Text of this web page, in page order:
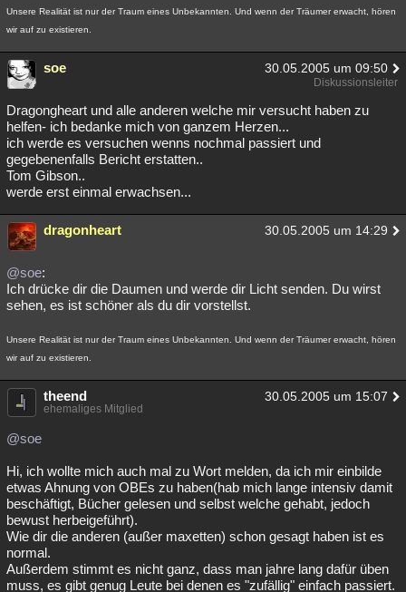
Unsere Realität ist nur der Traum eines Unbekannten. Und wenn der Träumer erwacht, hören
wir auf zu existieren.
soe 30.05.2005 um 09:50
Diskussionsleiter
Dragongheart und alle anderen welche mir versucht haben zu
helfen- ich bedanke mich von ganzem Herzen...
ich werde es versuchen wenns nochmal passiert und
gegebenenfalls Bericht erstatten..
Tom Gibson..
werde erst einmal erwachsen...
dragonheart 30.05.2005 um 14:29
@soe:
Ich drücke dir die Daumen und werde dir Licht senden. Du wirst
sehen, es ist schöner als du dir vorstellst.
Unsere Realität ist nur der Traum eines Unbekannten. Und wenn der Träumer erwacht, hören
wir auf zu existieren.
theend 30.05.2005 um 15:07
ehemaliges Mitglied
@soe
Hi, ich wollte mich auch mal zu Wort melden, da ich mir einbilde
etwas Ahnung von OBEs zu haben(hab mich lange intensiv damit
beschäftigt, Bücher gelesen und selbst welche gehabt, jedoch
bewust herbeigeführt).
Wie dir die anderen (außer maxetten) schon gesagt haben ist es
normal.
Außerdem stimmt es nicht ganz, dass man jahre lang dafür üben
muss, es gibt genug Leute bei denen es "zufällig" einfach passiert.